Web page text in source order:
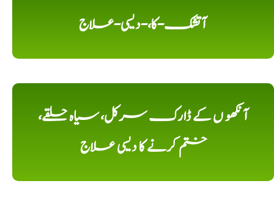
آتشک-کا،-دیسی-علاج
آنکھو ں کے ڈارک سرکل، سیاہ حلقے،
ختم کرنے کا دیسی علاج